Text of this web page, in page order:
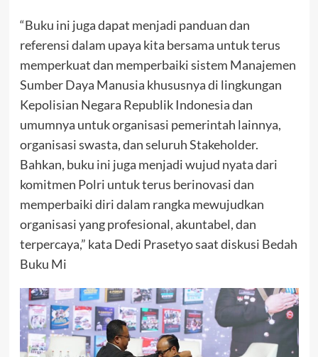
“Buku ini juga dapat menjadi panduan dan
referensi dalam upaya kita bersama untuk terus
memperkuat dan memperbaiki sistem Manajemen
Sumber Daya Manusia khususnya di lingkungan
Kepolisian Negara Republik Indonesia dan
umumnya untuk organisasi pemerintah lainnya,
organisasi swasta, dan seluruh Stakeholder.
Bahkan, buku ini juga menjadi wujud nyata dari
komitmen Polri untuk terus berinovasi dan
memperbaiki diri dalam rangka mewujudkan
organisasi yang profesional, akuntabel, dan
terpercaya,” kata Dedi Prasetyo saat diskusi Bedah
Buku Mi